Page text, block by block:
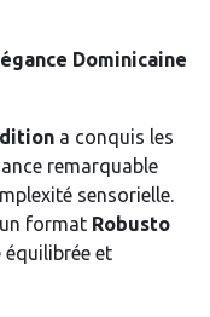
Dominicaine
a conquis les
remarquable
sensorielle.
format Robusto
et